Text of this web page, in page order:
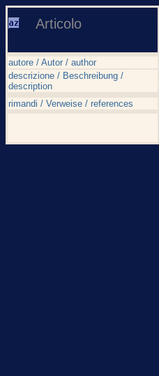
Articolo
autore / Autor / author
descrizione / Beschreibung /
description
rimandi / Verweise / references